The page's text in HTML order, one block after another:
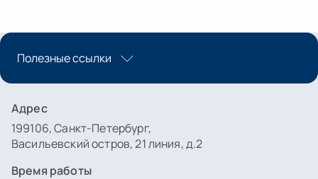
Полезные ссылки
Адрес
199106, Санкт-Петербург,
Васильевский остров, 21 линия, д.2
Время работы